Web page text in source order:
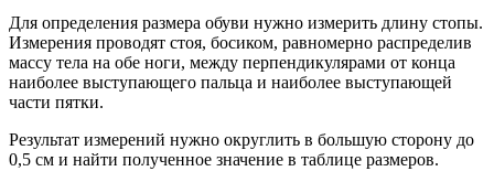
Для определения размера обуви нужно измерить длину стопы.
Измерения проводят стоя, босиком, равномерно распределив
массу тела на обе ноги, между перпендикулярами от конца
наиболее выступающего пальца и наиболее выступающей
части пятки.
Результат измерений нужно округлить в большую сторону до
0,5 см и найти полученное значение в таблице размеров.